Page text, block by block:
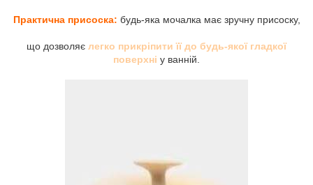
Практична присоска: будь-яка мочалка має зручну присоску,
що дозволяє легко прикріпити її до будь-якої гладкої
поверхні у ванній.